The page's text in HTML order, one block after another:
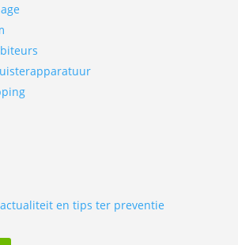
en tips ter preventie